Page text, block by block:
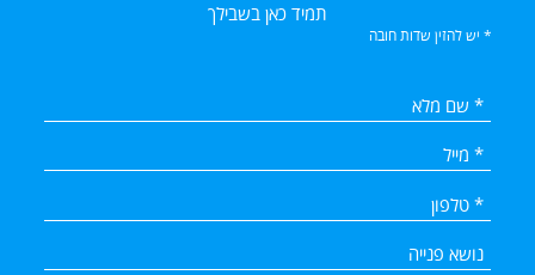
תמיד כאן בשבילך
* יש להזין שדות חובה